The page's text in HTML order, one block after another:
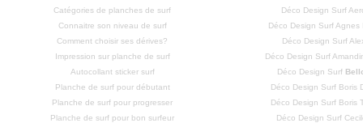
Catégories de planches de surf
Connaitre son niveau de surf
Comment choisir ses dérives?
Impression sur planche de surf
Autocollant sticker surf
Planche de surf pour débutant
Planche de surf pour progresser
Planche de surf pour bon surfeur
Déco Design Surf
Déco Design Surf Agnes
Déco Design Surf
Déco Design Surf
Déco Design Surf
Déco Design Surf Boris
Déco Design Surf Boris
Déco Design Surf